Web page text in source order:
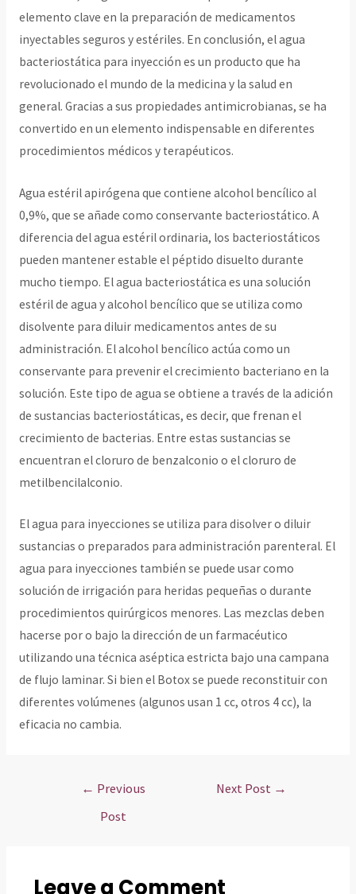
elemento clave en la preparación de medicamentos
inyectables seguros y estériles. En conclusión, el agua
bacteriostática para inyección es un producto que ha
revolucionado el mundo de la medicina y la salud en
general. Gracias a sus propiedades antimicrobianas, se ha
convertido en un elemento indispensable en diferentes
procedimientos médicos y terapéuticos.
Agua estéril apirógena que contiene alcohol bencílico al
0,9%, que se añade como conservante bacteriostático. A
diferencia del agua estéril ordinaria, los bacteriostáticos
pueden mantener estable el péptido disuelto durante
mucho tiempo. El agua bacteriostática es una solución
estéril de agua y alcohol bencílico que se utiliza como
disolvente para diluir medicamentos antes de su
administración. El alcohol bencílico actúa como un
conservante para prevenir el crecimiento bacteriano en la
solución. Este tipo de agua se obtiene a través de la adición
de sustancias bacteriostáticas, es decir, que frenan el
crecimiento de bacterias. Entre estas sustancias se
encuentran el cloruro de benzalconio o el cloruro de
metilbencilalconio.
El agua para inyecciones se utiliza para disolver o diluir
sustancias o preparados para administración parenteral. El
agua para inyecciones también se puede usar como
solución de irrigación para heridas pequeñas o durante
procedimientos quirúrgicos menores. Las mezclas deben
hacerse por o bajo la dirección de un farmacéutico
utilizando una técnica aséptica estricta bajo una campana
de flujo laminar. Si bien el Botox se puede reconstituir con
diferentes volúmenes (algunos usan 1 cc, otros 4 cc), la
eficacia no cambia.
← Previous
Post
Next Post →
Leave a Comment